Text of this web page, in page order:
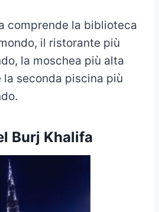
comprende la biblioteca
il ristorante più
la moschea più alta
la seconda piscina più
Burj Khalifa